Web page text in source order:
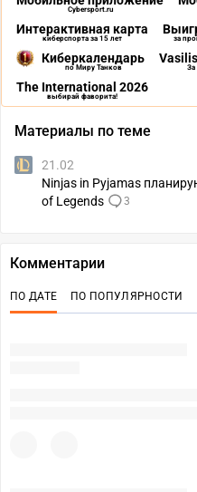
Cybersport.ru
Интерактивная карта
киберспорта за 15 лет за
Киберкалендарь
по Миру Танков За
The International 2026
выбирай фаворита!
Материалы по теме
21.02
Ninjas in Pyjamas
of Legends
3
Комментарии
ПО ДАТЕ ПО ПОПУЛЯРНОСТИ